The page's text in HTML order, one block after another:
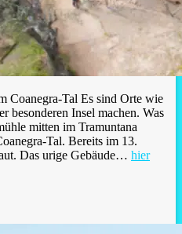
Coanegra-Tal Es sind Orte wie
besonderen Insel machen. Was
mitten im Tramuntana
Tal. Bereits im 13.
Das urige Gebäude… hier